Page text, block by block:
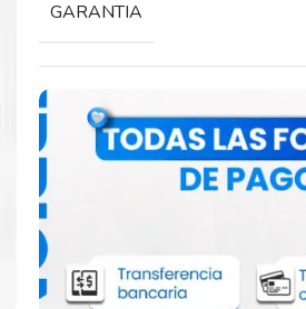
GARANTIA